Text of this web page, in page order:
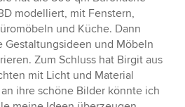
modelliert, mit Fenstern,
und Küche. Dann
Gestaltungsideen und Möbeln
Zum Schluss hat Birgit aus
mit Licht und Material
ihre schöne Bilder könnte ich